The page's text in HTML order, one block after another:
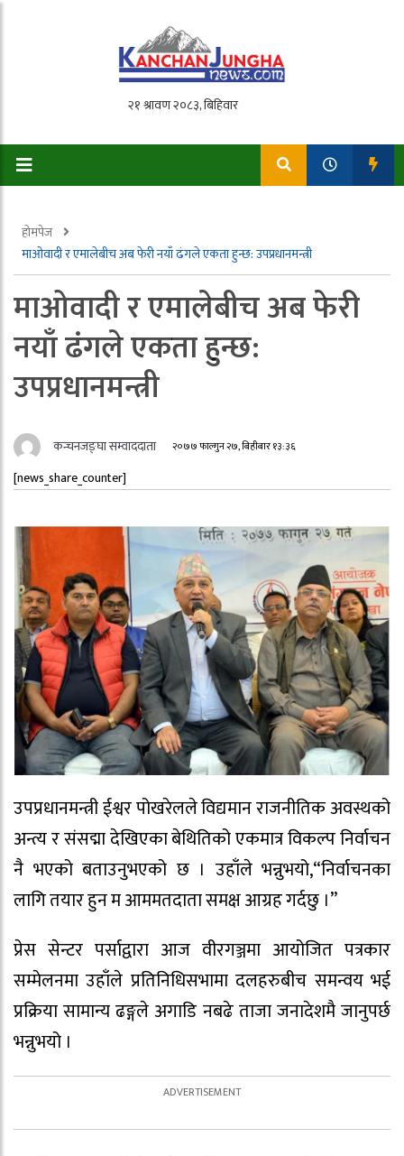
होमपेज
माओवादी र एमालेबीच अब फेरी नयाँ ढंगले एकता हुन्छ: उपप्रधानमन्त्री
माओवादी र एमालेबीच अब फेरी
नयाँ ढंगले एकता हुन्छ:
उपप्रधानमन्त्री
कन्चनजङ्घा सम्वाददाता २०७७ फाल्गुन २७, बिहीबार १३:३६
[news_share_counter]
उपप्रधानमन्त्री ईश्वर पोखरेलले विद्यमान राजनीतिक अवस्थको
अन्त्य र संसद्मा देखिएका बेथितिको एकमात्र विकल्प निर्वाचन
नै भएको बताउनुभएको छ । उहाँले भन्नुभयो,“निर्वाचनका
लागि तयार हुन म आममतदाता समक्ष आग्रह गर्दछु ।”
प्रेस सेन्टर पर्साद्वारा आज वीरगञ्जमा आयोजित पत्रकार
सम्मेलनमा उहाँले प्रतिनिधिसभामा दलहरुबीच समन्वय भई
प्रक्रिया सामान्य ढङ्गले अगाडि नबढे ताजा जनादेशमै जानुपर्छ
भन्नुभयो ।